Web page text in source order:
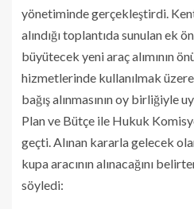
yönetiminde gerçekleştirdi.
alındığı toplantıda sunulan ek
büyütecek yeni araç alımının
hizmetlerinde kullanılmak üzere
bağış alınmasının oy birliğiyle
Plan ve Bütçe ile Hukuk
geçti. Alınan kararla gelecek
kupa aracının alınacağını
söyledi: